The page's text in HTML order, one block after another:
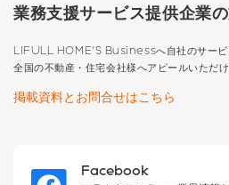
業務支援サービス提供企業
LIFULL HOME'S Businessへ自社のサービ
全国の不動産・住宅会社様へアピールいただけ
掲載資料とお問合せはこちら
Facebook